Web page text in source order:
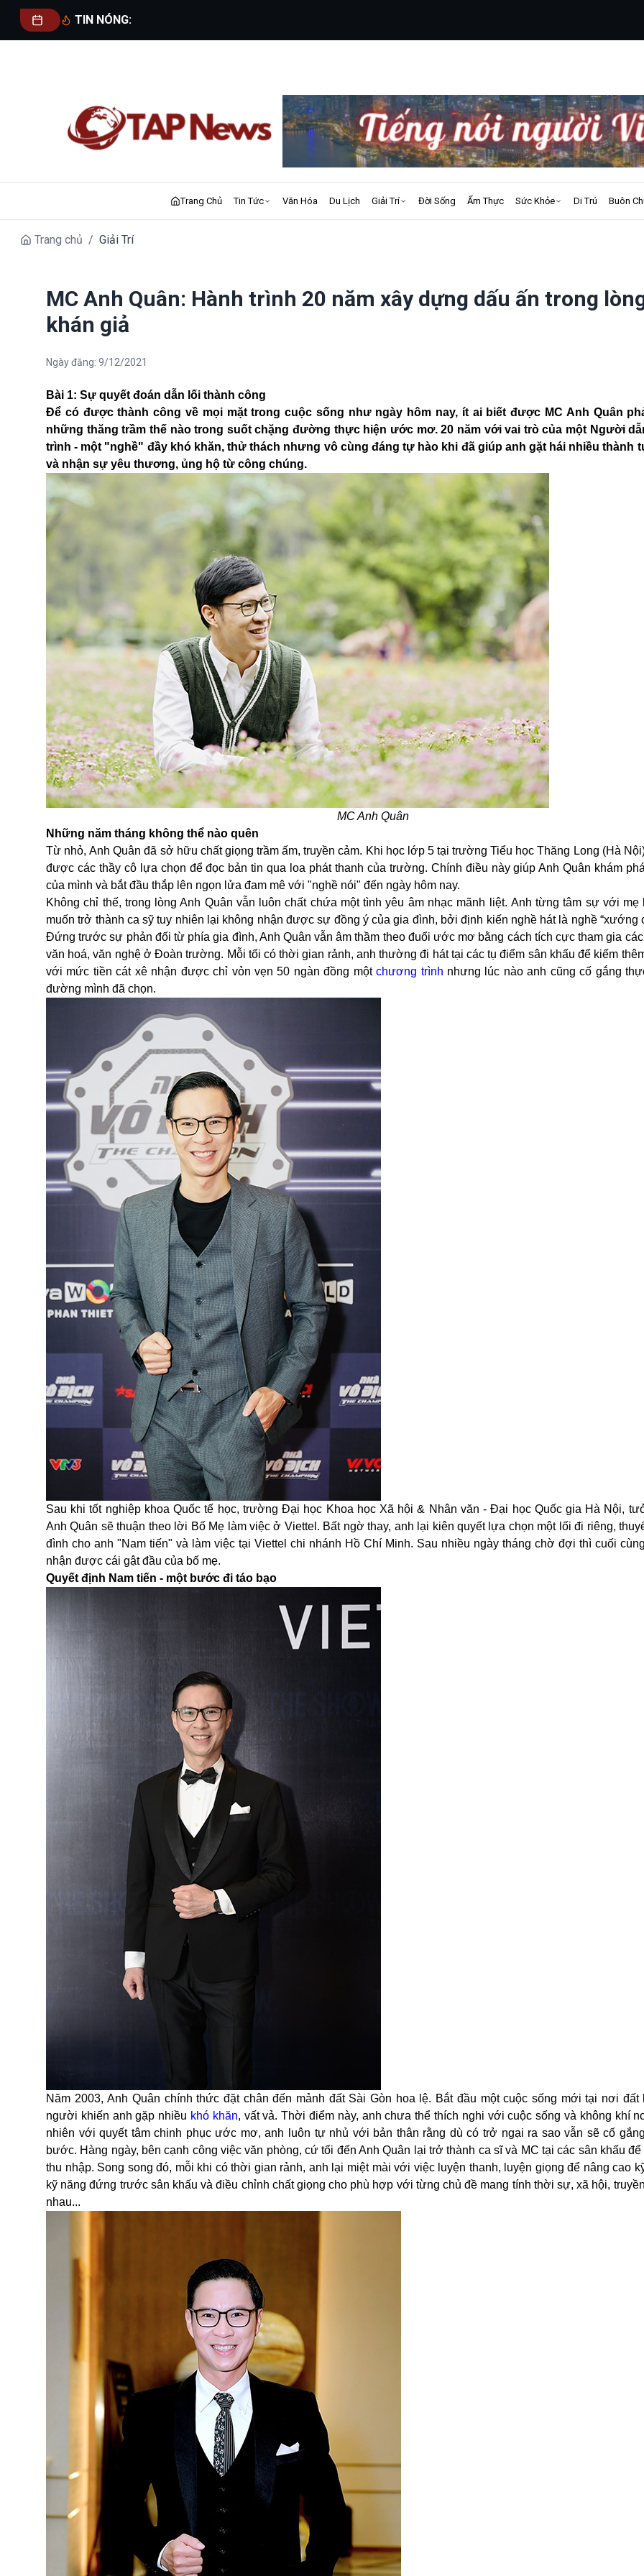
TIN NÓNG:
Trang Chủ Tin Tức Văn Hóa Du Lịch Giải Trí Đời Sống Ẩm Thực Sức Khỏe Di Trú Buôn
Trang chủ / Giải Trí
MC Anh Quân: Hành trình 20 năm xây dựng dấu ấn trong
khán giả
Ngày đăng: 9/12/2021
Bài 1: Sự quyết đoán dẫn lối thành công
Để có được thành công về mọi mặt trong cuộc sống như ngày hôm nay, ít ai biết được MC Anh Quân
những thăng trầm thế nào trong suốt chặng đường thực hiện ước mơ. 20 năm với vai trò của một Người
trình - một "nghề" đầy khó khăn, thử thách nhưng vô cùng đáng tự hào khi đã giúp anh gặt hái nhiều thành
và nhận sự yêu thương, ủng hộ từ công chúng.
MC Anh Quân
Những năm tháng không thể nào quên
Từ nhỏ, Anh Quân đã sở hữu chất giọng trầm ấm, truyền cảm. Khi học lớp 5 tại trường Tiểu học Thăng Long (Hà
được các thầy cô lựa chọn để đọc bản tin qua loa phát thanh của trường. Chính điều này giúp Anh Quân khám
của mình và bắt đầu thắp lên ngọn lửa đam mê với "nghề nói" đến ngày hôm nay.
Không chỉ thế, trong lòng Anh Quân vẫn luôn chất chứa một tình yêu âm nhạc mãnh liệt. Anh từng tâm sự với mẹ
muốn trở thành ca sỹ tuy nhiên lại không nhận được sự đồng ý của gia đình, bởi định kiến nghề hát là nghề “xướng
Đứng trước sự phản đối từ phía gia đình, Anh Quân vẫn âm thầm theo đuổi ước mơ bằng cách tích cực tham gia
văn hoá, văn nghệ ở Đoàn trường. Mỗi tối có thời gian rảnh, anh thường đi hát tại các tụ điểm sân khấu để kiếm
với mức tiền cát xê nhận được chỉ vỏn vẹn 50 ngàn đồng một chương trình nhưng lúc nào anh cũng cố gắng
đường mình đã chọn.
Sau khi tốt nghiệp khoa Quốc tế học, trường Đại học Khoa học Xã hội & Nhân văn - Đại học Quốc gia Hà Nội,
Anh Quân sẽ thuận theo lời Bố Mẹ làm việc ở Viettel. Bất ngờ thay, anh lại kiên quyết lựa chọn một lối đi riêng,
đình cho anh "Nam tiến" và làm việc tại Viettel chi nhánh Hồ Chí Minh. Sau nhiều ngày tháng chờ đợi thì cuối
nhận được cái gật đầu của bố mẹ.
Quyết định Nam tiến - một bước đi táo bạo
Năm 2003, Anh Quân chính thức đặt chân đến mảnh đất Sài Gòn hoa lệ. Bắt đầu một cuộc sống mới tại nơi đất
người khiến anh gặp nhiều khó khăn, vất vả. Thời điểm này, anh chưa thể thích nghi với cuộc sống và không khí
nhiên với quyết tâm chinh phục ước mơ, anh luôn tự nhủ với bản thân rằng dù có trở ngại ra sao vẫn sẽ cố
bước. Hàng ngày, bên cạnh công việc văn phòng, cứ tối đến Anh Quân lại trở thành ca sĩ và MC tại các sân khấu
thu nhập. Song song đó, mỗi khi có thời gian rảnh, anh lại miệt mài với việc luyện thanh, luyện giọng để nâng cao
kỹ năng đứng trước sân khấu và điều chỉnh chất giọng cho phù hợp với từng chủ đề mang tính thời sự, xã hội,
nhau...